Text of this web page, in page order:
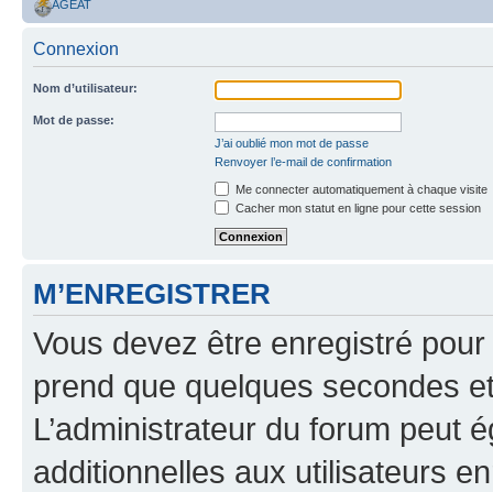
AGEAT
Connexion
Nom d’utilisateur:
Mot de passe:
J’ai oublié mon mot de passe
Renvoyer l’e-mail de confirmation
Me connecter automatiquement à chaque visite
Cacher mon statut en ligne pour cette session
M’ENREGISTRER
Vous devez être enregistré
prend que quelques secondes
L’administrateur du forum peut
additionnelles aux utilisateurs